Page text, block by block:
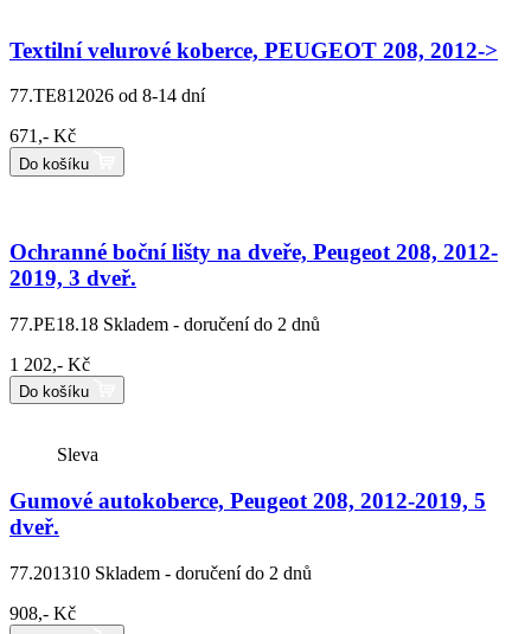
Textilní velurové koberce, PEUGEOT 208, 2012->
77.TE812026 od 8-14 dní
671,- Kč
Do košíku
Ochranné boční lišty na dveře, Peugeot 208, 2012-
2019, 3 dveř.
77.PE18.18 Skladem - doručení do 2 dnů
1 202,- Kč
Do košíku
Sleva
Gumové autokoberce, Peugeot 208, 2012-2019, 5
dveř.
77.201310 Skladem - doručení do 2 dnů
908,- Kč